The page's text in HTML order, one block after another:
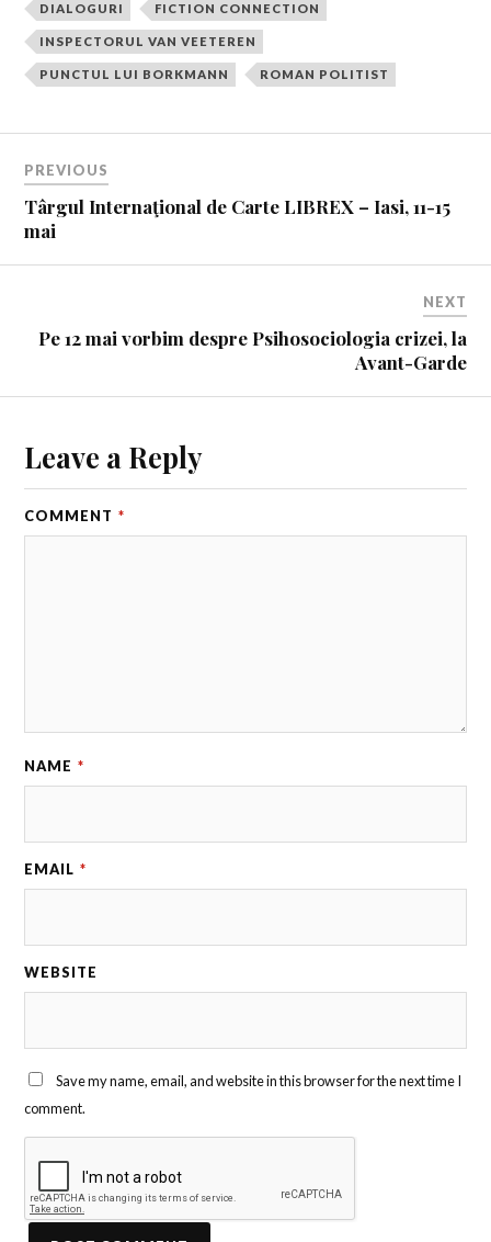
DIALOGURI FICTION CONNECTION
INSPECTORUL VAN VEETEREN
PUNCTUL LUI BORKMANN ROMAN POLITIST
PREVIOUS
Târgul Internaţional de Carte LIBREX – Iasi, 11-15
mai
NEXT
Pe 12 mai vorbim despre Psihosociologia crizei, la
Avant-Garde
Leave a Reply
COMMENT *
NAME *
EMAIL *
WEBSITE
Save my name, email, and website in this browser for the next time I
comment.